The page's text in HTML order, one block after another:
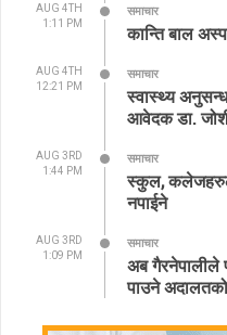
AUG 4TH
1:11 PM
समाचार
कान्ति बाल
AUG 4TH
12:21 PM
समाचार
स्वास्थ्य
आवेदक डा.
AUG 3RD
1:44 PM
समाचार
स्कुल, कलेजहरुले
नपाईने
AUG 3RD
1:09 PM
समाचार
अब गैरनेपालीले
पाउने